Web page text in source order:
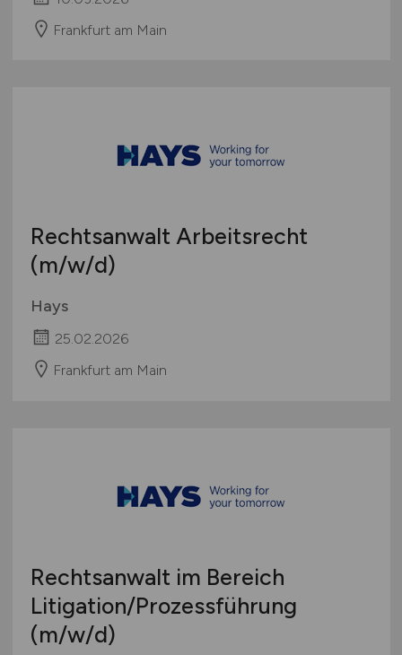
Frankfurt am Main
Rechtsanwalt Arbeitsrecht
(m/w/d)
Hays
25.02.2026
Frankfurt am Main
Rechtsanwalt im Bereich
Litigation/Prozessführung
(m/w/d)